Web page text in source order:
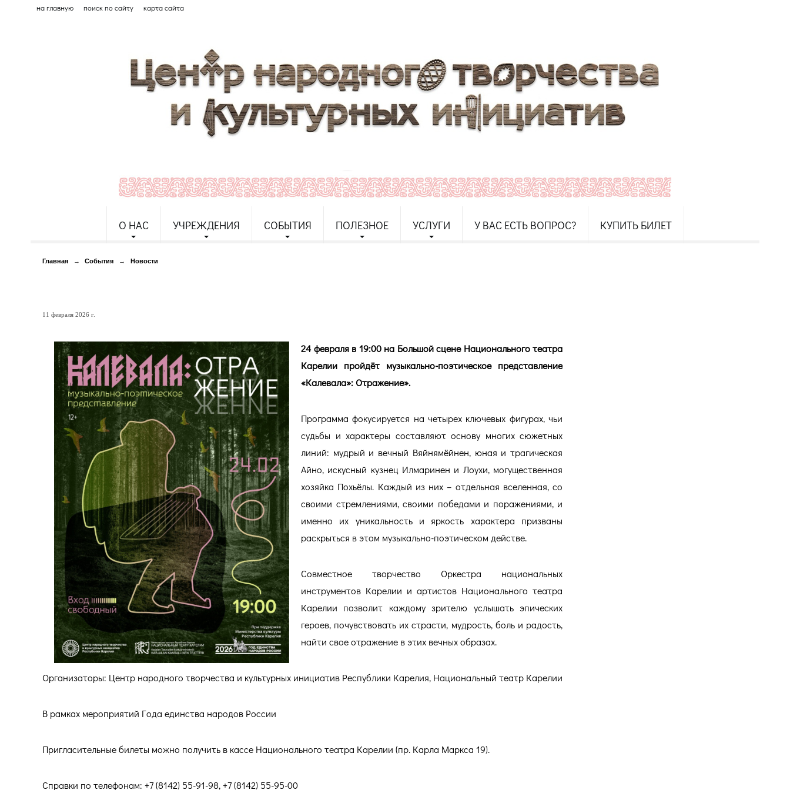
на главную поиск по сайту карта сайта
О НАС УЧРЕЖДЕНИЯ СОБЫТИЯ ПОЛЕЗНОЕ УСЛУГИ У ВАС ЕСТЬ ВОПРОС? КУПИТЬ БИЛЕТ
Главная → События → Новости
11 февраля 2026 г.
24 февраля в 19:00 на Большой сцене Национального театра
Карелии пройдёт музыкально-поэтическое представление
«Калевала»: Отражение».
Программа фокусируется на четырех ключевых фигурах, чьи
судьбы и характеры составляют основу многих сюжетных
линий: мудрый и вечный Вяйнямёйнен, юная и трагическая
Айно, искусный кузнец Илмаринен и Лоухи, могущественная
хозяйка Похьёлы. Каждый из них – отдельная вселенная, со
своими стремлениями, своими победами и поражениями, и
именно их уникальность и яркость характера призваны
раскрыться в этом музыкально-поэтическом действе.
Совместное творчество Оркестра национальных
инструментов Карелии и артистов Национального театра
Карелии позволит каждому зрителю услышать эпических
героев, почувствовать их страсти, мудрость, боль и радость,
найти свое отражение в этих вечных образах.
Организаторы: Центр народного творчества и культурных инициатив Республики Карелия, Национальный театр Карелии
В рамках мероприятий Года единства народов России
Пригласительные билеты можно получить в кассе Национального театра Карелии (пр. Карла Маркса 19).
Справки по телефонам: +7 (8142) 55-91-98, +7 (8142) 55-95-00